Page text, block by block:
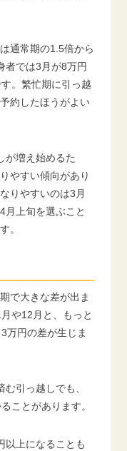
通常期の1.5倍から
者では3月が8万円
。繁忙期に引っ越
約したほうがよい
が増え始めるた
やすい傾向があり
りやすいのは3月
月上旬を選ぶこと
。
で大きな差が出ま
や12月と、もっと
万円の差が生じま
引っ越しでも、
ことがあります。
以上になることも